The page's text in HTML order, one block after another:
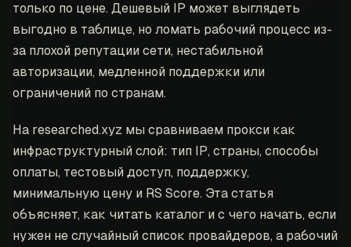
только по цене. Дешевый IP может выглядеть
выгодно в таблице, но ломать рабочий процесс из-
за плохой репутации сети, нестабильной
авторизации, медленной поддержки или
ограничений по странам.
На researched.xyz мы сравниваем прокси как
инфраструктурный слой: тип IP, страны, способы
оплаты, тестовый доступ, поддержку,
минимальную цену и RS Score. Эта статья
объясняет, как читать каталог и с чего начать, если
нужен не случайный список провайдеров, а рабочий